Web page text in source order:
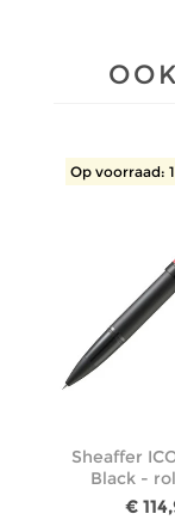
Op voorraad: 1
Sheaffer
Black -
€